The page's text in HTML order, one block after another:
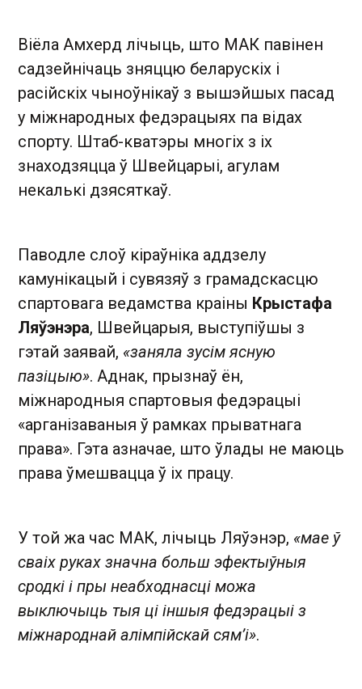
Віёла Амхерд лічыць, што МАК павінен
садзейнічаць зняццю беларускіх і
расійскіх чыноўнікаў з вышэйшых пасад
у міжнародных федэрацыях па відах
спорту. Штаб-кватэры многіх з іх
знаходзяцца ў Швейцарыі, агулам
некалькі дзясяткаў.
Паводле слоў кіраўніка аддзелу
камунікацый і сувязяў з грамадскасцю
спартовага ведамства краіны Крыстафа
Ляўэнэра, Швейцарыя, выступіўшы з
гэтай заявай, «заняла зусім ясную
пазіцыю». Аднак, прызнаў ён,
міжнародныя спартовыя федэрацыі
«арганізаваныя ў рамках прыватнага
права». Гэта азначае, што ўлады не маюць
права ўмешвацца ў іх працу.
У той жа час МАК, лічыць Ляўэнэр, «мае ў
сваіх руках значна больш эфектыўныя
сродкі і пры неабходнасці можа
выключыць тыя ці іншыя федэрацыі з
міжнароднай алімпійскай сям’і».